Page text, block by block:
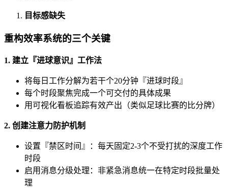
目标感缺失
重构效率系统的三个关键
1. 建立『进球意识』工作法
将每日工作分解为若干个20分钟『进球时段』
每个时段聚焦完成一个可交付的具体成果
用可视化看板追踪有效产出（类似足球比赛的比分牌）
2. 创建注意力防护机制
设置『禁区时间』：每天固定2-3个不受打扰的深度工作
时段
启用消息分级处理：非紧急消息统一在特定时段批量处
理